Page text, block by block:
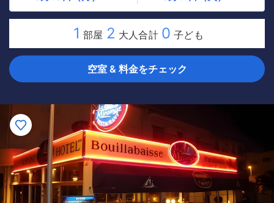
1 部屋 2 大人合計 0 子ども
空室 & 料金をチェック